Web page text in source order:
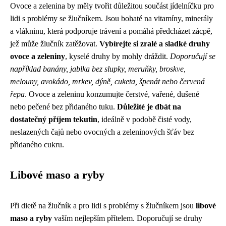
Ovoce a zelenina by měly tvořit důležitou součást jídelníčku pro
lidi s problémy se žlučníkem. Jsou bohaté na vitamíny, minerály
a vlákninu, která podporuje trávení a pomáhá předcházet zácpě,
jež může žlučník zatěžovat. Vybírejte si zralé a sladké druhy
ovoce a zeleniny, kyselé druhy by mohly dráždit. Doporučují se
například banány, jablka bez slupky, meruňky, broskve,
melouny, avokádo, mrkev, dýně, cuketa, špenát nebo červená
řepa. Ovoce a zeleninu konzumujte čerstvé, vařené, dušené
nebo pečené bez přidaného tuku. Důležité je dbát na
dostatečný příjem tekutin, ideálně v podobě čisté vody,
neslazených čajů nebo ovocných a zeleninových šťáv bez
přidaného cukru.
Libové maso a ryby
Při dietě na žlučník a pro lidi s problémy s žlučníkem jsou libové
maso a ryby vaším nejlepším přítelem. Doporučují se druhy